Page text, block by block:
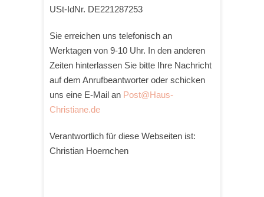
USt-IdNr. DE221287253
Sie erreichen uns telefonisch an
Werktagen von 9-10 Uhr. In den anderen
Zeiten hinterlassen Sie bitte Ihre Nachricht
auf dem Anrufbeantworter oder schicken
uns eine E-Mail an Post@Haus-
Christiane.de
Verantwortlich für diese Webseiten ist:
Christian Hoernchen